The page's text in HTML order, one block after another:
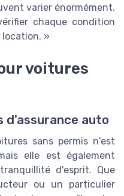
varier énormément.
chaque condition
»
voitures
d'assurance auto
sans permis n'est
elle est également
d'esprit. Que
ou un particulier